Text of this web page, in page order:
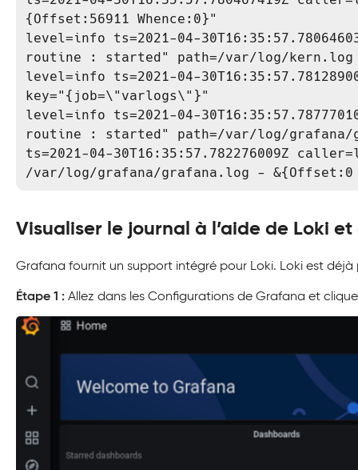
{Offset:56911 Whence:0}"
level=info ts=2021-04-
routine : started" path=/var/log/kern.log
level=info ts=2021-04-
key="{job=\"varlogs\"}"
level=info ts=2021-04-
routine : started" path=/var/log/grafana/
ts=2021-04-30T16:35:57.782276009Z
/var/log/grafana/grafana.log - &{Offset:0
Visualiser le journal à l’aide de Loki
Grafana fournit un support intégré pour Loki. Loki est
Étape 1 : Allez dans les Configurations de Grafana et